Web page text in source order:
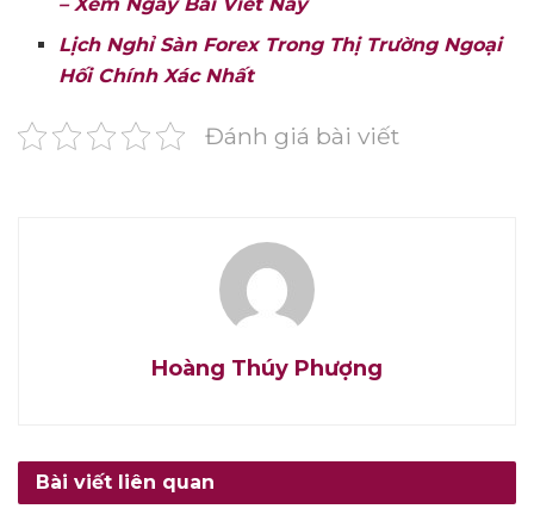
– Xem Ngày Bài Viết Này
Lịch Nghỉ Sàn Forex Trong Thị Trường Ngoại
Hối Chính Xác Nhất
Đánh giá bài viết
Hoàng Thúy Phượng
Bài viết liên quan
TÀI CHÍNH